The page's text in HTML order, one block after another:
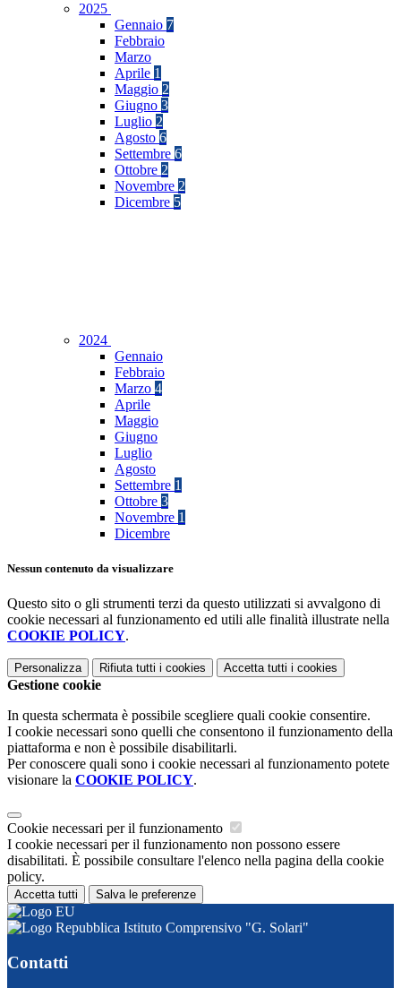
2025
Gennaio 7
Febbraio
Marzo
Aprile 1
Maggio 2
Giugno 3
Luglio 2
Agosto 6
Settembre 6
Ottobre 2
Novembre 2
Dicembre 5
2024
Gennaio
Febbraio
Marzo 4
Aprile
Maggio
Giugno
Luglio
Agosto
Settembre 1
Ottobre 3
Novembre 1
Dicembre
Nessun contenuto da visualizzare
Questo sito o gli strumenti terzi da questo utilizzati si avvalgono di
cookie necessari al funzionamento ed utili alle finalità illustrate nella
COOKIE POLICY.
Personalizza Rifiuta tutti i cookies Accetta tutti i cookies
Gestione cookie
In questa schermata è possibile scegliere quali cookie consentire.
I cookie necessari sono quelli che consentono il funzionamento della
piattaforma e non è possibile disabilitarli.
Per conoscere quali sono i cookie necessari al funzionamento potete
visionare la COOKIE POLICY.
Cookie necessari per il funzionamento
I cookie necessari per il funzionamento non possono essere
disabilitati. È possibile consultare l'elenco nella pagina della cookie
policy.
Accetta tutti Salva le preferenze
Istituto Comprensivo "G. Solari"
Contatti